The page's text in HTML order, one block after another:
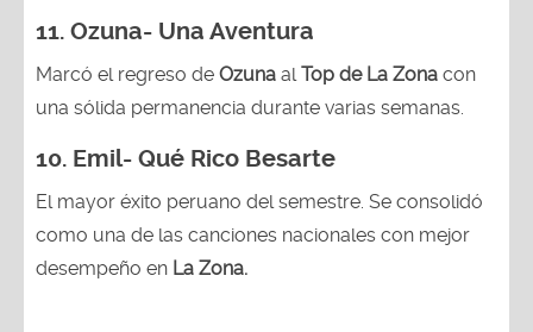
11. Ozuna- Una Aventura
Marcó el regreso de Ozuna alTop de La Zona con
una sólida permanencia durante varias semanas.
10. Emil- Qué Rico Besarte
El mayor éxito peruano del semestre. Se consolidó
como una de las canciones nacionales con mejor
desempeño en La Zona.